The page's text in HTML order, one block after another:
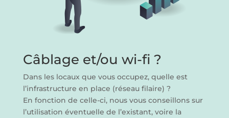
Câblage et/ou wi-fi ?
Dans les locaux que vous occupez, quelle est
l’infrastructure en place (réseau filaire) ?
En fonction de celle-ci, nous vous conseillons sur
l’utilisation éventuelle de l’existant, voire la